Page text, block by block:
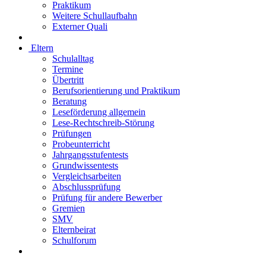
Praktikum
Weitere Schullaufbahn
Externer Quali
Eltern
Schulalltag
Termine
Übertritt
Berufsorientierung und Praktikum
Beratung
Leseförderung allgemein
Lese-Rechtschreib-Störung
Prüfungen
Probeunterricht
Jahrgangsstufentests
Grundwissentests
Vergleichsarbeiten
Abschlussprüfung
Prüfung für andere Bewerber
Gremien
SMV
Elternbeirat
Schulforum